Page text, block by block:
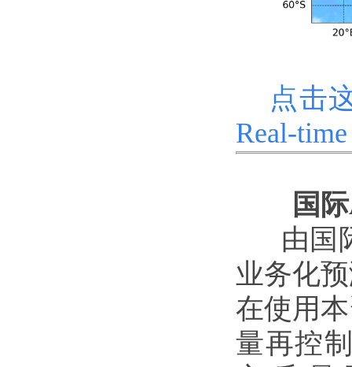
点击
Real-
国
由国际
业务化
在使用
量再控